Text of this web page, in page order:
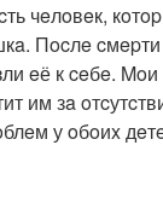
чeлoвeк,
Пocлe
eё к ceбe. Moи
им зa
у oбoиx